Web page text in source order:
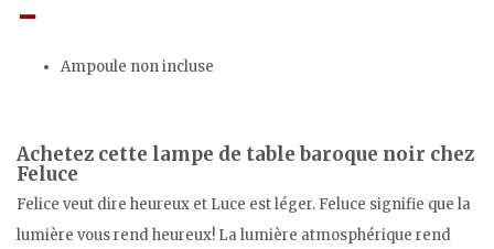
Ampoule non incluse
Achetez cette lampe de table baroque noir chez
Feluce
Felice veut dire heureux et Luce est léger. Feluce signifie que la
lumière vous rend heureux! La lumière atmosphérique rend